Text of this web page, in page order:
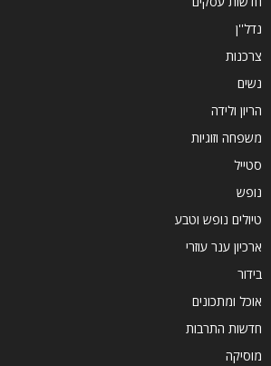
נדל''ן
צרכנות
נשים
הריון ולידה
משפחה וזוגיות
סטייל
נופש
טיולים נופש וטבע
ארכיון ענר עוזרי
בידור
אוכל ומתכונים
חדשות התרבות
מוסיקה